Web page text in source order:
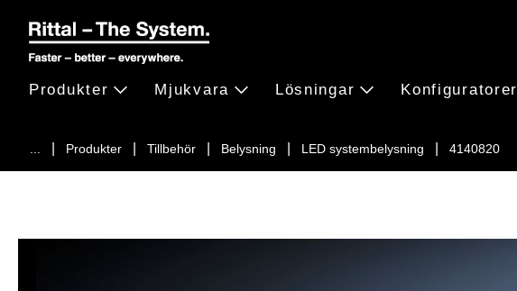
Produkter Tillbehör Belysning LED systembelysning 4140820
Produkter Mjukvara Lösningar Konfiguratorer